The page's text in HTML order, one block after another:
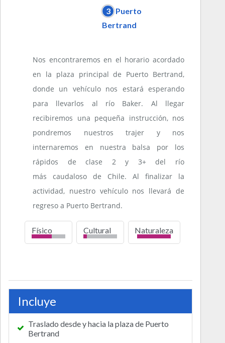
3
Puerto
Bertrand
Nos encontraremos en el horario acordado
en la plaza principal de Puerto Bertrand,
donde un vehículo nos estará esperando
para llevarlos al río Baker. Al llegar
recibiremos una pequeña instrucción, nos
pondremos nuestros trajer y nos
internaremos en nuestra balsa por los
rápidos de clase 2 y 3+ del río
más caudaloso de Chile. Al finalizar la
actividad, nuestro vehículo nos llevará de
regreso a Puerto Bertrand.
Físico
Cultural
bajo
Naturaleza
alto
Incluye
Traslado desde y hacia la plaza de Puerto
Bertrand